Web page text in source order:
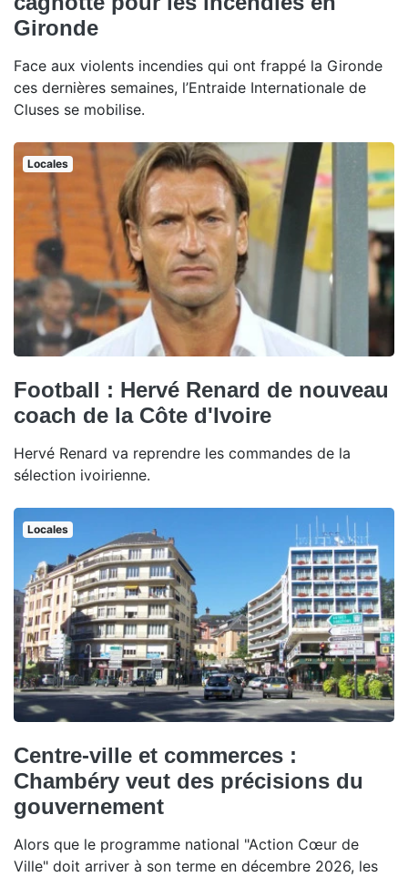
Gironde
Face aux violents incendies qui ont frappé la Gironde
ces dernières semaines, l’Entraide Internationale de
Cluses se mobilise.
Locales
Football : Hervé Renard de nouveau
coach de la Côte d'Ivoire
Hervé Renard va reprendre les commandes de la
sélection ivoirienne.
Locales
Centre-ville et commerces :
Chambéry veut des précisions du
gouvernement
Alors que le programme national "Action Cœur de
Ville" doit arriver à son terme en décembre 2026, les